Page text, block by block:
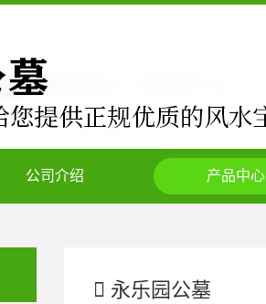
公司介绍 产品中心
永乐园公墓